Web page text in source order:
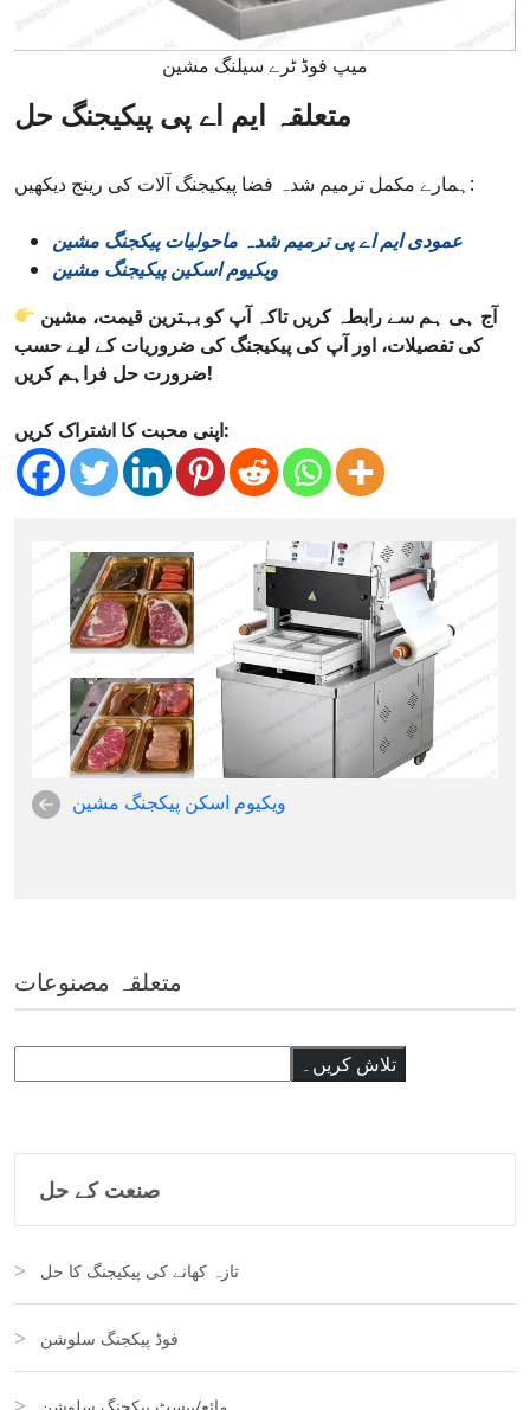
میپ فوڈ ٹرے سیلنگ مشین
متعلقہ ایم اے پی پیکیجنگ حل
ہمارے مکمل ترمیم شدہ فضا پیکیجنگ آلات کی رینج دیکھیں:
عمودی ایم اے پی ترمیم شدہ ماحولیات پیکجنگ مشین
ویکیوم اسکین پیکیجنگ مشین
آج ہی ہم سے رابطہ کریں تاکہ آپ کو بہترین قیمت، مشین
کی تفصیلات، اور آپ کی پیکیجنگ کی ضروریات کے لیے حسب
ضرورت حل فراہم کریں!
اپنی محبت کا اشتراک کریں:
ویکیوم اسکن پیکجنگ مشین
متعلقہ مصنوعات
تلاش کریں۔
صنعت کے حل
تازہ کھانے کی پیکیجنگ کا حل
فوڈ پیکجنگ سلوشن
مائع/پیسٹ پیکجنگ سلوشن